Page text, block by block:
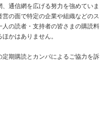
通信網を広げる努力を強めていま
の面で特定の企業や組織などのス
の読者・支持者の皆さまの購読料
かはありません。
期購読とカンパによるご協力を訴